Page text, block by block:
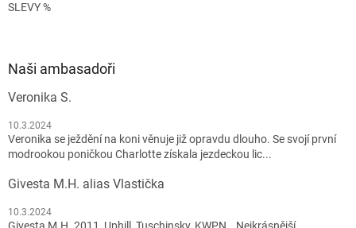
SLEVY %
Naši ambasadoři
Veronika S.
10.3.2024
Veronika se ježdění na koni věnuje již opravdu dlouho. Se svojí první
modrookou poničkou Charlotte získala jezdeckou lic...
Givesta M.H. alias Vlastička
10.3.2024